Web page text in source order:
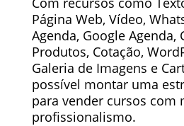
Página Web, Vídeo,
Agenda, Google Agenda,
Produtos, Cotação,
Galeria de Imagens e
possível montar uma
para vender cursos com
profissionalismo.